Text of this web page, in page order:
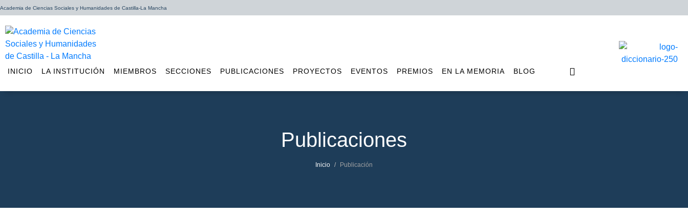
Academia de Ciencias Sociales y Humanidades de Castilla-La Mancha
INICIO LA INSTITUCIÓN MIEMBROS SECCIONES PUBLICACIONES PROYECTOS EVENTOS PREMIOS EN LA MEMORIA BLOG
Publicaciones
Inicio Publicación